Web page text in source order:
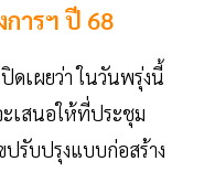
การฯ ปี 68
ดเผยว่า ในวันพรุ่งนี้
เสนอให้ที่ประชุม
รับปรุงแบบก่อสร้าง